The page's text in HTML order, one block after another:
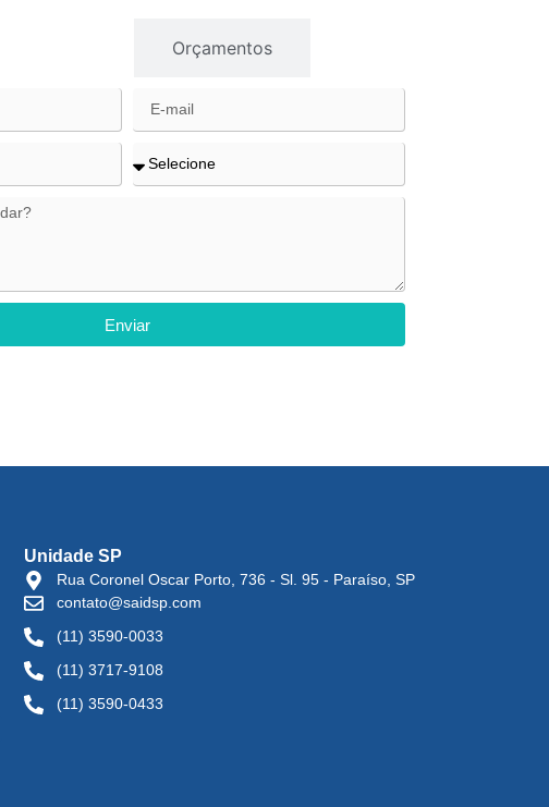
Orçamentos
Enviar
Unidade SP
Rua Coronel Oscar Porto, 736 - Sl. 95 - Paraíso, SP
contato@saidsp.com
(11) 3590-0033
(11) 3717-9108
(11) 3590-0433